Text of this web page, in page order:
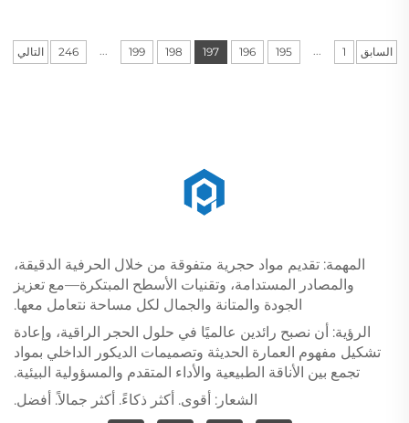
السابق 1
...
195
196
197
198
199
...
246 التالي
المهمة: تقديم مواد حجرية متفوقة من خلال الحرفية الدقيقة،
والمصادر المستدامة، وتقنيات الأسطح المبتكرة—مع تعزيز
الجودة والمتانة والجمال لكل مساحة نتعامل معها.
الرؤية: أن نصبح رائدين عالميًا في حلول الحجر الراقية، وإعادة
تشكيل مفهوم العمارة الحديثة وتصميمات الديكور الداخلي بمواد
تجمع بين الأناقة الطبيعية والأداء المتقدم والمسؤولية البيئية.
الشعار: أقوى. أكثر ذكاءً. أكثر جمالاً. أفضل.